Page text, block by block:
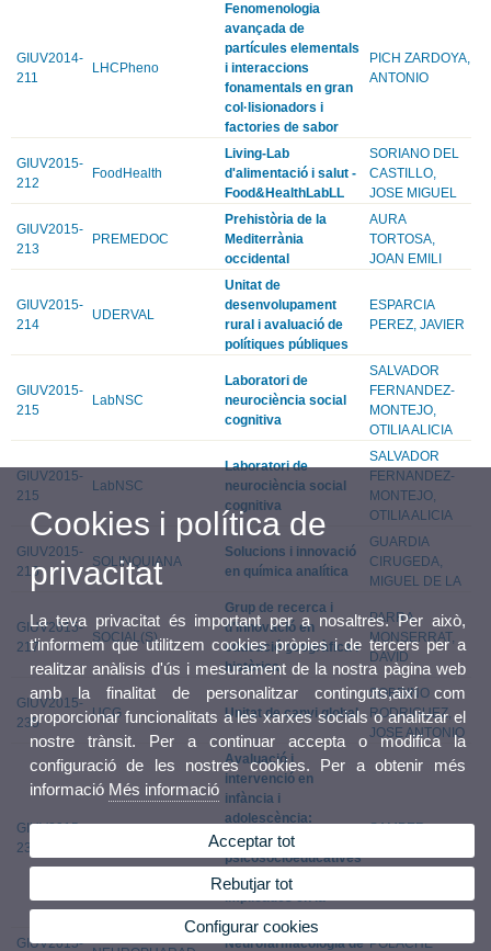
GIUV2014-
211
LHCPheno
Fenomenologia
avançada de
partícules elementals
i interaccions
fonamentals en gran
col·lisionadors i
factories de sabor
PICH ZARDOYA,
ANTONIO
GIUV2015-
212
FoodHealth
Living-Lab
d'alimentació i salut -
Food&HealthLabLL
SORIANO DEL
CASTILLO,
JOSE MIGUEL
GIUV2015-
213
PREMEDOC
Prehistòria de la
Mediterrània
occidental
AURA
TORTOSA,
JOAN EMILI
GIUV2015-
214
UDERVAL
Unitat de
desenvolupament
rural i avaluació de
polítiques públiques
ESPARCIA
PEREZ, JAVIER
GIUV2015-
215
LabNSC
Laboratori de
neurociència social
cognitiva
SALVADOR
FERNANDEZ-
MONTEJO,
OTILIA ALICIA
GIUV2015-
215
LabNSC
Laboratori de
neurociència social
cognitiva
SALVADOR
FERNANDEZ-
MONTEJO,
OTILIA ALICIA
GIUV2015-
216
SOLINQUIANA
Solucions i innovació
en química analítica
GUARDIA
CIRUGEDA,
MIGUEL DE LA
GIUV2015-
217
SOCIAL(S)
Grup de recerca i
d'innovació en
educació geogràfica i
històrica
PARRA
MONSERRAT,
DAVID
GIUV2015-
235
UCG Unitat de canvi global
SOBRINO
RODRIGUEZ,
JOSE ANTONIO
GIUV2015-
236
Avaluació i
intervenció en
infància i
adolescència:
Variables
psicosocioeducatives
i emocionals
implicades en la
SAMPER
GIUV2015- Neurofarmacologia de POLACHE
Cookies i política de
privacitat
La teva privacitat és important per a nosaltres. Per això,
t'informem que utilitzem cookies pròpies i de tercers per a
realitzar anàlisis d'ús i mesurament de la nostra pàgina web
amb la finalitat de personalitzar continguts,així com
proporcionar funcionalitats a les xarxes socials o analitzar el
nostre trànsit. Per a continuar accepta o modifica la
configuració de les nostres cookies. Per a obtenir més
informació Més informació
Acceptar tot
Rebutjar tot
Configurar cookies